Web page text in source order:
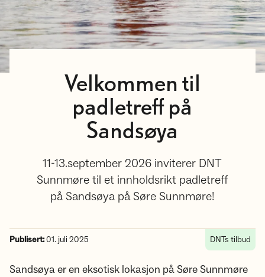
Velkommen til
padletreff på
Sandsøya
11-13.september 2026 inviterer DNT
Sunnmøre til et innholdsrikt padletreff
på Sandsøya på Søre Sunnmøre!
Publisert:01. juli 2025 DNTs tilbud
Sandsøya er en eksotisk lokasjon på Søre Sunnmøre